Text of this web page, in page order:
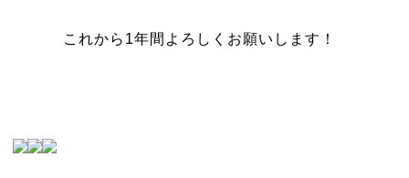
これから1年間よろしくお願いします！